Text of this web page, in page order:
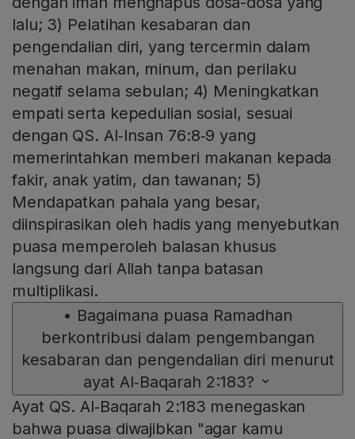
lalu; 3) Pelatihan kesabaran dan
pengendalian diri, yang tercermin dalam
menahan makan, minum, dan perilaku
negatif selama sebulan; 4) Meningkatkan
empati serta kepedulian sosial, sesuai
dengan QS. Al‑Insan 76:8‑9 yang
memerintahkan memberi makanan kepada
fakir, anak yatim, dan tawanan; 5)
Mendapatkan pahala yang besar,
diinspirasikan oleh hadis yang menyebutkan
puasa memperoleh balasan khusus
langsung dari Allah tanpa batasan
multiplikasi.
• Bagaimana puasa Ramadhan
berkontribusi dalam pengembangan
kesabaran dan pengendalian diri menurut
ayat Al‑Baqarah 2:183?
Ayat QS. Al‑Baqarah 2:183 menegaskan
bahwa puasa diwajibkan "agar kamu